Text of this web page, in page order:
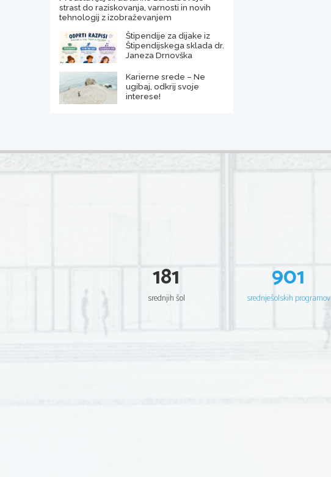
strast do raziskovanja, varnosti in novih
tehnologij z izobraževanjem
Štipendije za dijake iz
Štipendijskega sklada dr.
Janeza Drnovška
Karierne srede – Ne
ugibaj, odkrij svoje
interese!
181
srednjih šol
901
srednješolskih programov